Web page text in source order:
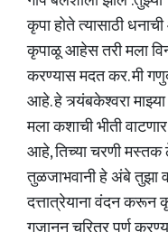
कृपा होते त्यासाठी
कृपाळू आहेस तरी मला
करण्यास मदत कर. मी
आहे. हे त्र्यंबकेश्वरा
मला कशाची भीती
आहे, तिच्या चरणी मस्तक
तुळजाभवानी हे अंबे तुझा
दत्तात्रेयाना वंदन करून